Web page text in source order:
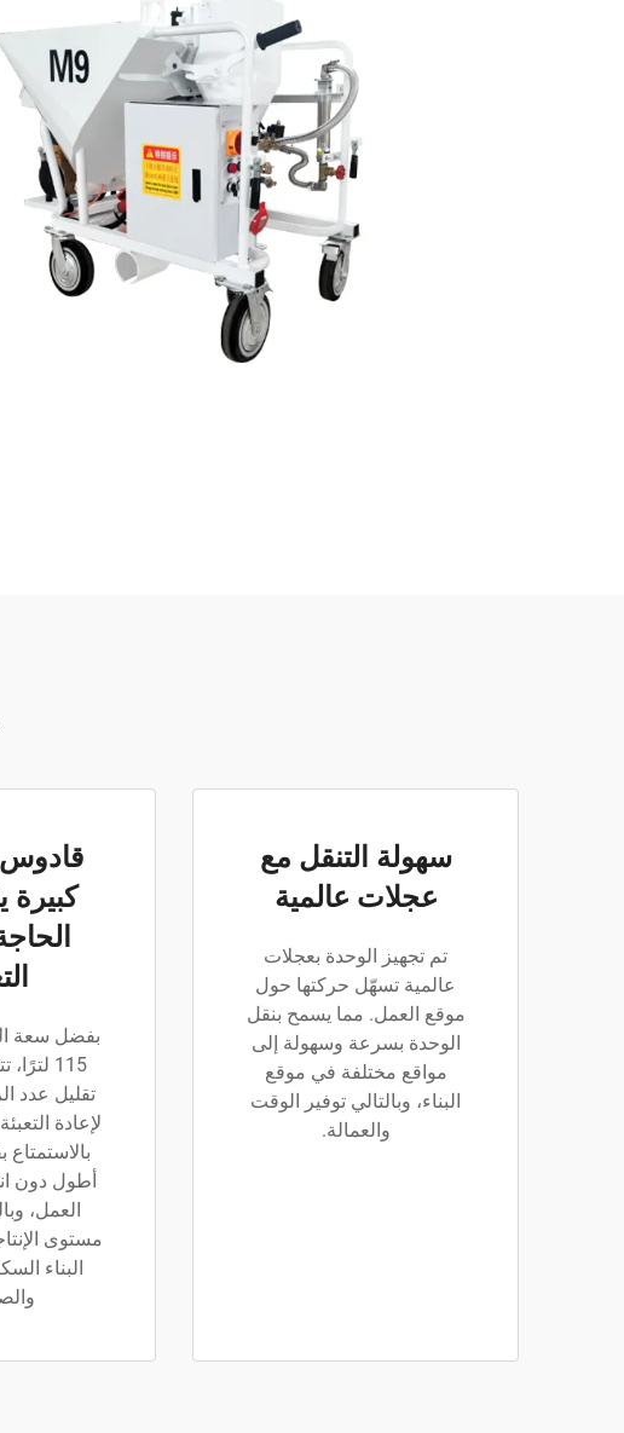
سهولة التنقل مع
عجلات عالمية
تم تجهيز الوحدة بعجلات
عالمية تسهّل حركتها حول
موقع العمل. مما يسمح بنقل
الوحدة بسرعة وسهولة إلى
مواقع مختلفة في موقع
البناء، وبالتالي توفير الوقت
والعمالة.
كبيرة
بفضل سعة
115
تقليل عدد
لإعادة
أطول دون
العمل،
مستوى
البناء